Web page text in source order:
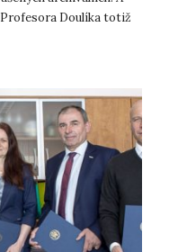
Doulíka totiž